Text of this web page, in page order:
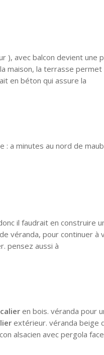
), avec balcon devient une
maison, la terrasse
en béton qui assure la
: a minutes au nord de
il faudrait en construire
véranda, pour continuer à
pensez aussi à
en bois. véranda pour
extérieur. véranda beige
alsacien avec pergola